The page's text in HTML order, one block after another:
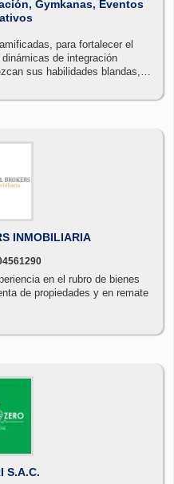
Gymkanas, Eventos
para fortalecer el
de integración
sus habilidades blandas,
dinámicas de integración.
INMOBILIARIA
en el rubro de bienes
de propiedades y en remate
S.A.C.